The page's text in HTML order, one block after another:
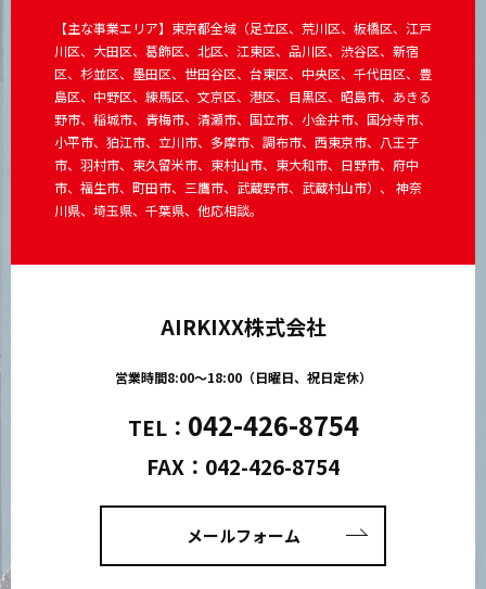
【主な事業エリア】東京都全域（足立区、荒川区、板橋区、江戸
川区、大田区、葛飾区、北区、江東区、品川区、渋谷区、新宿
区、杉並区、墨田区、世田谷区、台東区、中央区、千代田区、豊
島区、中野区、練馬区、文京区、港区、目黒区、昭島市、あきる
野市、稲城市、青梅市、清瀬市、国立市、小金井市、国分寺市、
小平市、狛江市、立川市、多摩市、調布市、西東京市、八王子
市、羽村市、東久留米市、東村山市、東大和市、日野市、府中
市、福生市、町田市、三鷹市、武蔵野市、武蔵村山市）、 神奈
川県、埼玉県、千葉県、他応相談。
AIRKIXX株式会社
営業時間8:00～18:00（日曜日、祝日定休）
TEL： 042-426-8754
FAX：042-426-8754
メールフォーム